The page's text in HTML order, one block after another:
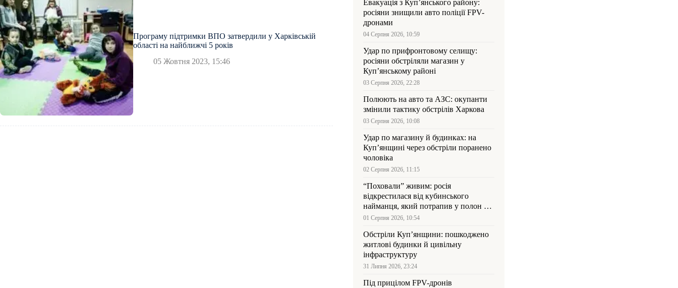
Програму підтримки ВПО затвердили у Харківській
області на найближчі 5 років
05 Жовтня 2023, 15:46
Евакуація з Куп’янського району:
росіяни знищили авто поліції FPV-
дронами
04 Серпня 2026, 10:59
Удар по прифронтовому селищу:
росіяни обстріляли магазин у
Куп’янському районі
03 Серпня 2026, 22:28
Полюють на авто та АЗС: окупанти
змінили тактику обстрілів Харкова
03 Серпня 2026, 10:08
Удар по магазину й будинках: на
Куп’янщині через обстріли поранено
чоловіка
02 Серпня 2026, 11:15
“Поховали” живим: росія
відкрестилася від кубинського
найманця, який потрапив у полон на
Куп’янщині
01 Серпня 2026, 10:54
Обстріли Куп’янщини: пошкоджено
житлові будинки й цивільну
інфраструктуру
31 Липня 2026, 23:24
Під прицілом FPV-дронів